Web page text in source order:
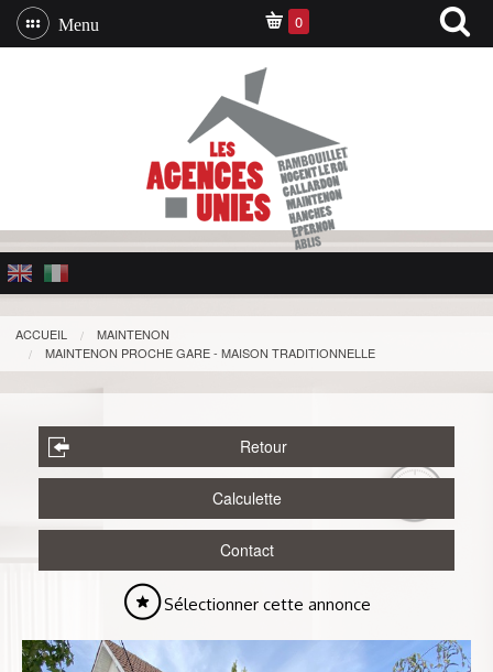
Menu 0
ACCUEIL
MAINTENON
MAINTENON PROCHE GARE - MAISON TRADITIONNELLE
Retour
Calculette
Contact
Sélectionner cette annonce